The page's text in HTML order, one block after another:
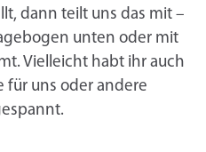
dann teilt uns das mit –
unten oder mit
Vielleicht habt ihr auch
für uns oder andere